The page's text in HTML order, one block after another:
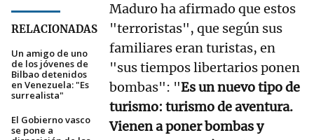
RELACIONADAS
Un amigo de uno
de los jóvenes de
Bilbao detenidos
en Venezuela: "Es
surrealista"
El Gobierno vasco
se pone a
Maduro ha afirmado que estos
"terroristas", que según sus
familiares eran turistas, en
"sus tiempos libertarios ponen
bombas": "Es un nuevo tipo de
turismo: turismo de aventura.
Vienen a poner bombas y